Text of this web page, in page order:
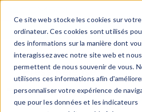
Ce site web stocke les cookies sur votre
ordinateur. Ces cookies sont utilisés
des informations sur la manière dont
interagissez avec notre site web et nous
permettent de nous souvenir de vous.
utilisons ces informations afin
personnaliser votre expérience de
que pour les données et les indicateurs
CONNEXION
Press Release
RETOUR AUX